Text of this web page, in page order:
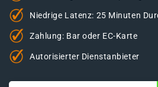
Niedrige Latenz: 25 Minuten
Zahlung: Bar oder EC-Karte
Autorisierter Dienstanbieter